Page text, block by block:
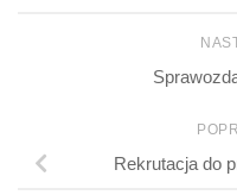
Rekrutacja do